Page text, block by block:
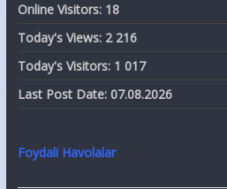
Online Visitors: 18
Today's Views: 2 216
Today's Visitors: 1 017
Last Post Date: 07.08.2026
Foydali Havolalar